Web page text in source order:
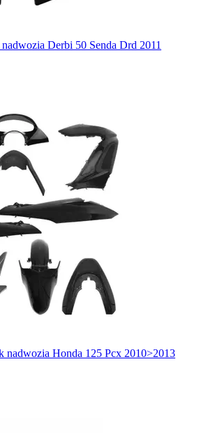
Derbi 50 Senda Drd 2011
nadwozia Honda 125 Pcx 2010>2013